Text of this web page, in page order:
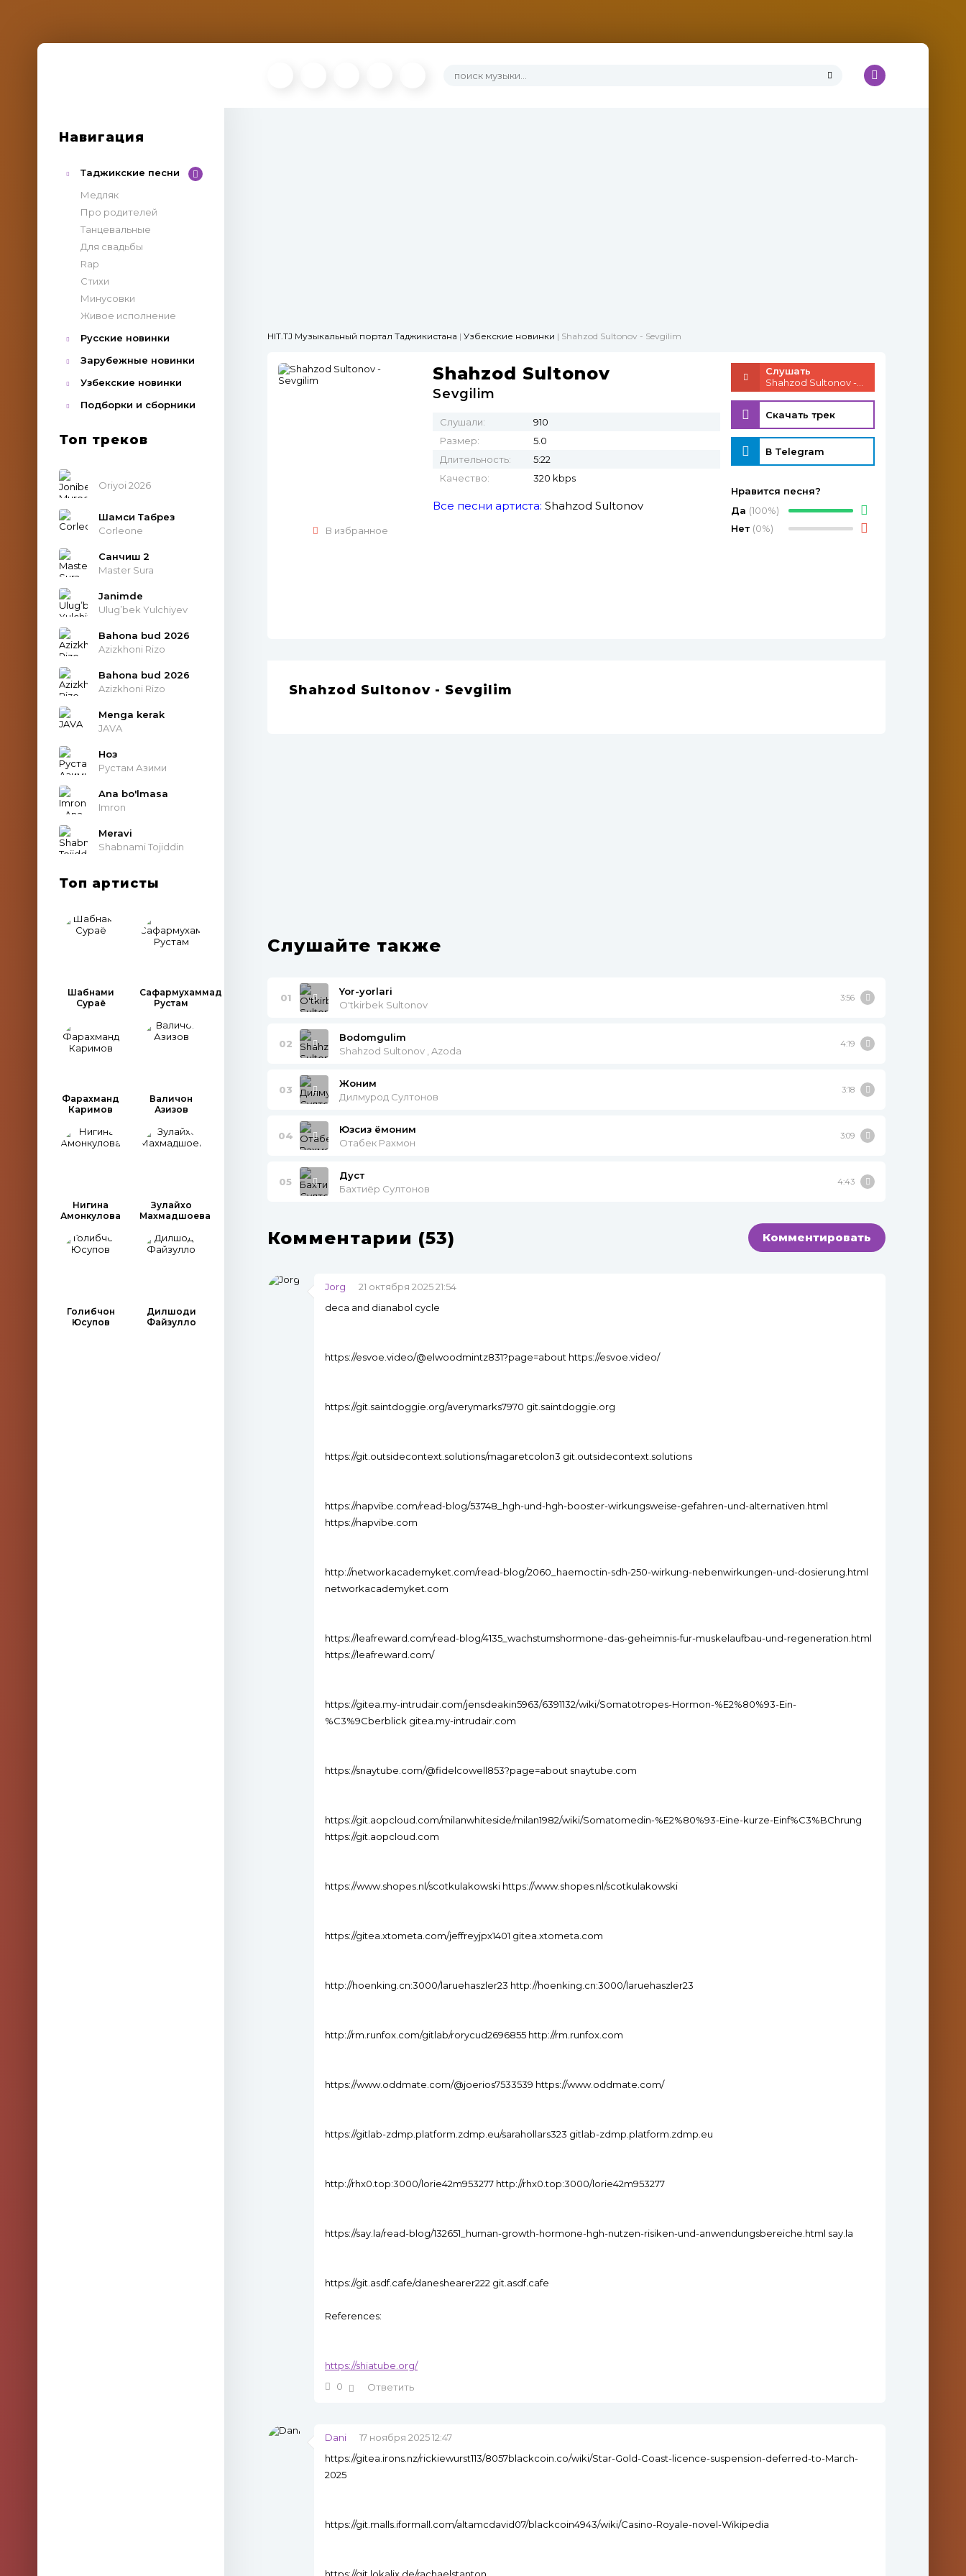
Навигация
Таджикские песни
Медляк
Про родителей
Танцевальные
Для свадьбы
Rap
Стихи
Минусовки
Живое исполнение
Русские новинки
Зарубежные новинки
Узбекские новинки
Подборки и сборники
Топ треков
Oriyoi 2026
Шамси Табрез
Corleone
Санчиш 2
Master Sura
Janimde
Ulug’bek Yulchiyev
Bahona bud 2026
Azizkhoni Rizo
Bahona bud 2026
Azizkhoni Rizo
Menga kerak
JAVA
Ноз
Рустам Азими
Ana bo'lmasa
Imron
Meravi
Shabnami Tojiddin
Топ артисты
Шабнами
Сураё
Сафармухаммад
Рустам
Фарахманд
Каримов
Валичон
Азизов
Нигина
Амонкулова
Зулайхо
Махмадшоева
Голибчон
Юсупов
Дилшоди
Файзулло
HIT.TJ Музыкальный портал Таджикистана | Узбекские новинки | Shahzod Sultonov - Sevgilim
В избранное
Shahzod Sultonov
Sevgilim
Слушали:
910
Размер:
5.0
Длительность:
5:22
Качество:
320 kbps
Все песни артиста: Shahzod Sultonov
Слушать
Скачать трек
В Telegram
Нравится песня?
Да (100%)
Нет (0%)
Shahzod Sultonov - Sevgilim
Слушайте также
01
Yor-yorlari
O'tkirbek Sultonov
3:56
02
Bodomgulim
Shahzod Sultonov , Azoda
4:19
03
Жоним
Дилмурод Султонов
3:18
04
Юзсиз ёмоним
Отабек Рахмон
3:09
05
Дуст
Бахтиёр Султонов
4:43
Комментарии (53) Комментировать
Jorg
21 октября 2025 21:54
deca and dianabol cycle
https://esvoe.video/@elwoodmintz831?page=about https://esvoe.video/
https://git.saintdoggie.org/averymarks7970 git.saintdoggie.org
https://git.outsidecontext.solutions/magaretcolon3 git.outsidecontext.solutions
https://napvibe.com/read-blog/53748_hgh-und-hgh-booster-wirkungsweise-gefahren-und-alternativen.html
https://napvibe.com
http://networkacademyket.com/read-blog/2060_haemoctin-sdh-250-wirkung-nebenwirkungen-und-dosierung.html
networkacademyket.com
https://leafreward.com/read-blog/4135_wachstumshormone-das-geheimnis-fur-muskelaufbau-und-regeneration.html
https://leafreward.com/
https://gitea.my-intrudair.com/jensdeakin5963/6391132/wiki/Somatotropes-Hormon-%E2%80%93-Ein-
%C3%9Cberblick gitea.my-intrudair.com
https://snaytube.com/@fidelcowell853?page=about snaytube.com
https://git.aopcloud.com/milanwhiteside/milan1982/wiki/Somatomedin-%E2%80%93-Eine-kurze-Einf%C3%BChrung
https://git.aopcloud.com
https://www.shopes.nl/scotkulakowski https://www.shopes.nl/scotkulakowski
https://gitea.xtometa.com/jeffreyjpx1401 gitea.xtometa.com
http://hoenking.cn:3000/laruehaszler23 http://hoenking.cn:3000/laruehaszler23
http://rm.runfox.com/gitlab/rorycud2696855 http://rm.runfox.com
https://www.oddmate.com/@joerios7533539 https://www.oddmate.com/
https://gitlab-zdmp.platform.zdmp.eu/sarahollars323 gitlab-zdmp.platform.zdmp.eu
http://rhx0.top:3000/lorie42m953277 http://rhx0.top:3000/lorie42m953277
https://say.la/read-blog/132651_human-growth-hormone-hgh-nutzen-risiken-und-anwendungsbereiche.html say.la
https://git.asdf.cafe/daneshearer222 git.asdf.cafe
References:
https://shiatube.org/
0
Ответить
Dani
17 ноября 2025 12:47
https://gitea.irons.nz/rickiewurst113/8057blackcoin.co/wiki/Star-Gold-Coast-licence-suspension-deferred-to-March-
2025
https://git.malls.iformall.com/altamcdavid07/blackcoin4943/wiki/Casino-Royale-novel-Wikipedia